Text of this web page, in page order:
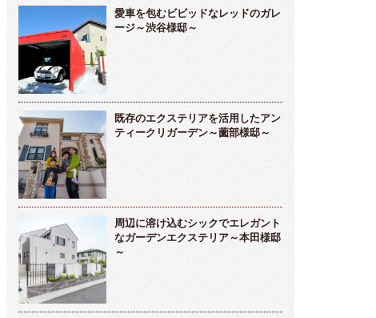
愛車を包むビビッドなレッドのガレ
ージ～渋谷様邸～
既存のエクステリアを活用したアン
ティークリガーデン～薗部様邸～
周辺に溶け込むシックでエレガント
なガーデンエクステリア～本田様邸
～